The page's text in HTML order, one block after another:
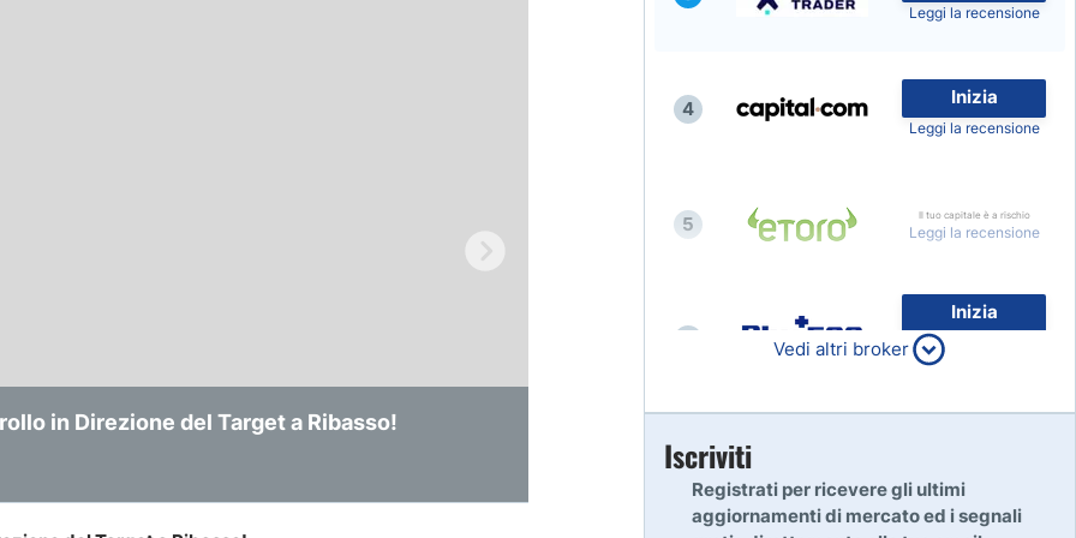
in Direzione del Target a Ribasso!
a Consolidare dopo Il Break-Out al Rialzo
Tendenza dopo un Finto Break-Out
Leggi la recensione
4
Inizia
Leggi la recensione
5 Il tuo capitale è a rischio
Leggi la recensione
Inizia
80% dei conti al dettaglio di
CFD perdono denaro
7
Vedi altri broker
Iscriviti
Registrati per ricevere gli ultimi
aggiornamenti di mercato ed i segnali